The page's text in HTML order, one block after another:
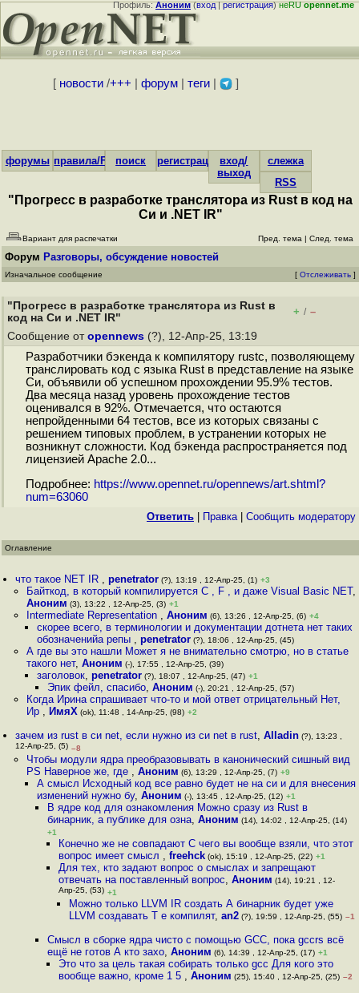
Профиль:Аноним(вход|регистрация)неRUopennet.me
[ новости/+++ форум| теги| ]
форумы правила/FAQпоиск регистрациявход/
выход
слежка
RSS
"Прогресс в разработке транслятора из Rust в код на
Cи и .NET IR"
Вариант для распечатки Пред. тема | След. тема
Форум Разговоры, обсуждение новостей
Изначальное сообщение [ Отслеживать ]
"Прогресс в разработке транслятора из Rust в
код на Cи и .NET IR"
+ / –
Сообщение от opennews (?), 12-Апр-25, 13:19
Разработчики бэкенда к компилятору rustc, позволяющему
транслировать код с языка Rust в представление на языке
Си, объявили об успешном прохождении 95.9% тестов.
Два месяца назад уровень прохождение тестов
оценивался в 92%. Отмечается, что остаются
непройденными 64 тестов, все из которых связаны с
решением типовых проблем, в устранении которых не
возникнут сложности. Код бэкенда распространяется под
лицензией Apache 2.0...
Подробнее: https://www.opennet.ru/opennews/art.shtml?
num=63060
Ответить Правка| Cообщить модератору
Оглавление
что такое NET IR ,penetrator (?), 13:19 , 12-Апр-25, (1) +3
Байткод, в который компилируется C , F , и даже Visual Basic NET,
Аноним (3), 13:22 , 12-Апр-25, (3) +1
Intermediate Representation , Аноним (6), 13:26 , 12-Апр-25, (6) +4
скорее всего, в терминологии и документации дотнета нет таких
обозначенийа репы , penetrator(?), 18:06 , 12-Апр-25, (45)
А где вы это нашли Может я не внимательно смотрю, но в статье
такого нет, Аноним (-), 17:55 , 12-Апр-25, (39)
заголовок, penetrator(?), 18:07 , 12-Апр-25, (47) +1
Эпик фейл, спасибо,Аноним (-), 20:21 , 12-Апр-25, (57)
Когда Ирина спрашивает что-то и мой ответ отрицательный Нет,
Ир , ИмяХ (ok), 11:48 , 14-Апр-25, (98) +2
зачем из rust в си net, если нужно из си net в rust,Alladin (?), 13:23 ,
12-Апр-25, (5) –8
Чтобы модули ядра преобразовывать в канонический сишный вид
PS Наверное же, где , Аноним (6), 13:29 , 12-Апр-25, (7) +9
А смысл Исходный код все равно будет не на си и для внесения
изменений нужно бу, Аноним (-), 13:45 , 12-Апр-25, (12) +1
В ядре код для ознакомления Можно сразу из Rust в
бинарник, а публике для озна,Аноним (14), 14:02 , 12-Апр-25, (14)
+1
Конечно же не совпадают С чего вы вообще взяли, что этот
вопрос имеет смысл , freehck(ok), 15:19 , 12-Апр-25, (22) +1
Для тех, кто задают вопрос о смыслах и запрещают
отвечать на поставленный вопрос, Аноним (14), 19:21 , 12-
Апр-25, (53) +1
Можно только LLVM IR создать А бинарник будет уже
LLVM создавать Т е компилят, an2(?), 19:59 , 12-Апр-25, (55) –1
Смысл в сборке ядра чисто с помощью GCC, пока gccrs всё
ещё не готов А кто захо,Аноним (6), 14:39 , 12-Апр-25, (17) +1
Это что за цель такая собирать только gcc Для кого это
вообще важно, кроме 1 5 , Аноним (25), 15:40 , 12-Апр-25, (25) –2